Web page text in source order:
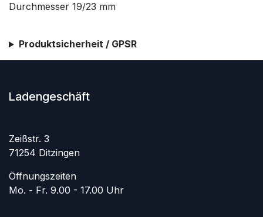
Durchmesser 19/23 mm
Produktsicherheit / GPSR
Ladengeschäft
Zeißstr. 3
71254 Ditzingen
Öffnungszeiten
Mo. - Fr. 9.00 - 17.00 Uhr